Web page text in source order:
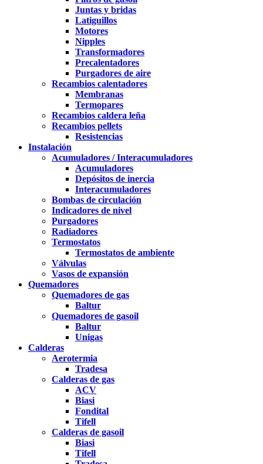
Juntas y bridas
Latiguillos
Motores
Nipples
Transformadores
Precalentadores
Purgadores de aire
Recambios calentadores
Membranas
Termopares
Recambios caldera leña
Recambios pellets
Resistencias
Instalación
Acumuladores / Interacumuladores
Acumuladores
Depósitos de inercia
Interacumuladores
Bombas de circulación
Indicadores de nivel
Purgadores
Radiadores
Termostatos
Termostatos de ambiente
Válvulas
Vasos de expansión
Quemadores
Quemadores de gas
Baltur
Quemadores de gasoil
Baltur
Unigas
Calderas
Aerotermia
Tradesa
Calderas de gas
ACV
Biasi
Fondital
Tifell
Calderas de gasoil
Biasi
Tifell